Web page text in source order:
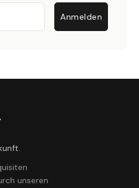
Anmelden
unseren